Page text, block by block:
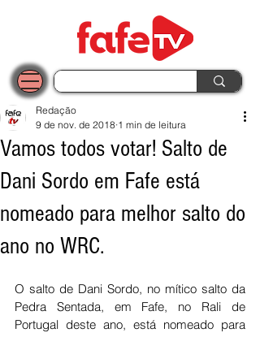
Vamos todos votar! Salto de
Dani Sordo em Fafe está
nomeado para melhor salto do
ano no WRC.
Redação
9 de nov. de 2018 1 min de leitura
O salto de Dani Sordo, no mítico salto da
Pedra Sentada, em Fafe, no Rali de
Portugal deste ano, está nomeado para